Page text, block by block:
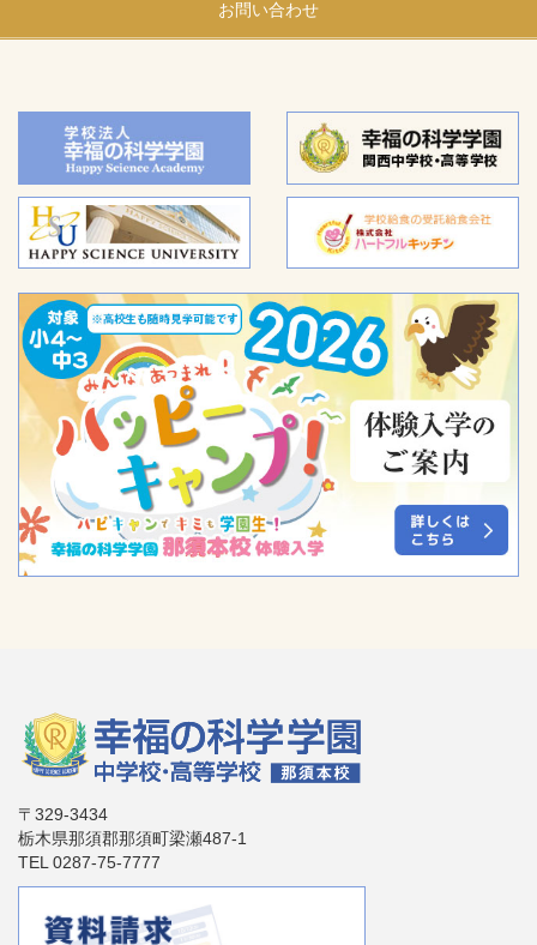
お問い合わせ
〒329-3434
栃木県那須郡那須町梁瀬487-1
TEL 0287-75-7777